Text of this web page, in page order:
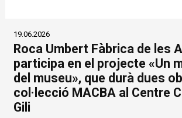
19.06.2026
Roca Umbert Fàbrica de les
participa en el projecte «Un
del museu», que durà dues
col·lecció MACBA al Centre
Gili